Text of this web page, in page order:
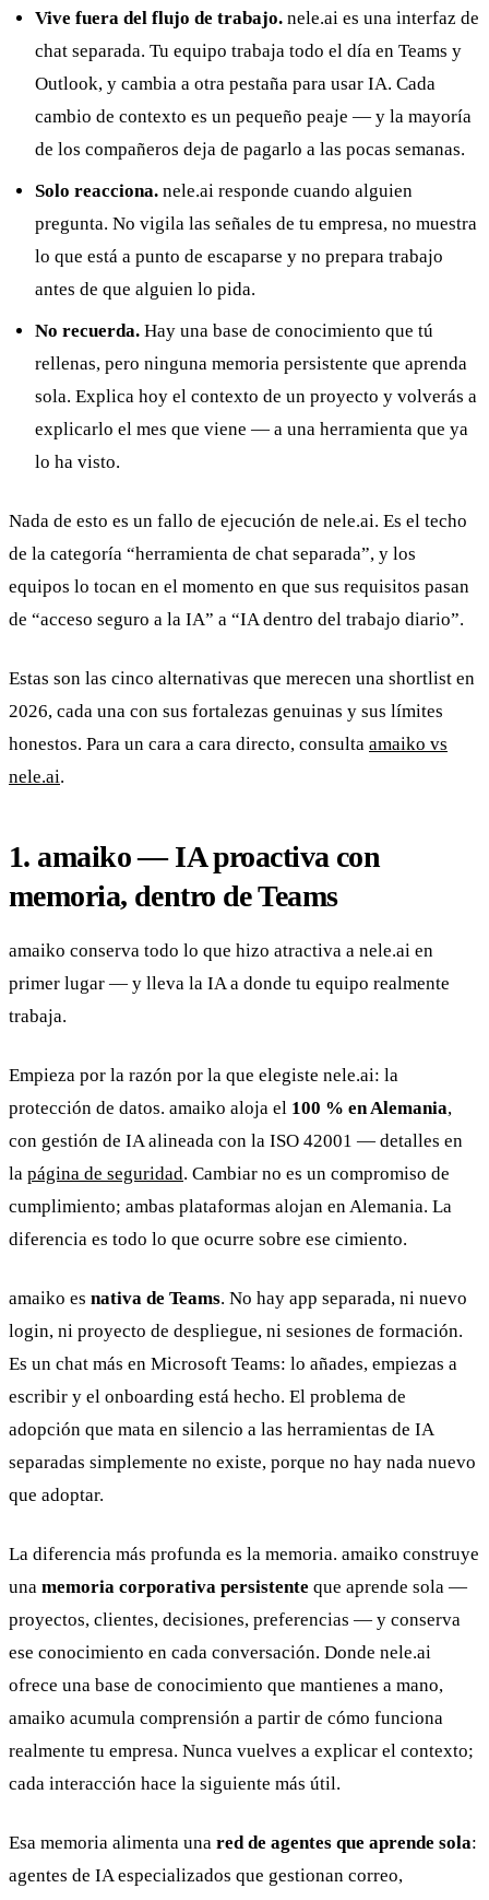
Vive fuera del flujo de trabajo. nele.ai es una interfaz de
chat separada. Tu equipo trabaja todo el día en Teams y
Outlook, y cambia a otra pestaña para usar IA. Cada
cambio de contexto es un pequeño peaje — y la mayoría
de los compañeros deja de pagarlo a las pocas semanas.
Solo reacciona. nele.ai responde cuando alguien
pregunta. No vigila las señales de tu empresa, no muestra
lo que está a punto de escaparse y no prepara trabajo
antes de que alguien lo pida.
No recuerda. Hay una base de conocimiento que tú
rellenas, pero ninguna memoria persistente que aprenda
sola. Explica hoy el contexto de un proyecto y volverás a
explicarlo el mes que viene — a una herramienta que ya
lo ha visto.
Nada de esto es un fallo de ejecución de nele.ai. Es el techo
de la categoría “herramienta de chat separada”, y los
equipos lo tocan en el momento en que sus requisitos pasan
de “acceso seguro a la IA” a “IA dentro del trabajo diario”.
Estas son las cinco alternativas que merecen una shortlist en
2026, cada una con sus fortalezas genuinas y sus límites
honestos. Para un cara a cara directo, consulta amaiko vs
nele.ai.
1. amaiko — IA proactiva con
memoria, dentro de Teams
amaiko conserva todo lo que hizo atractiva a nele.ai en
primer lugar — y lleva la IA a donde tu equipo realmente
trabaja.
Empieza por la razón por la que elegiste nele.ai: la
protección de datos. amaiko aloja el 100 % en Alemania,
con gestión de IA alineada con la ISO 42001 — detalles en
la página de seguridad. Cambiar no es un compromiso de
cumplimiento; ambas plataformas alojan en Alemania. La
diferencia es todo lo que ocurre sobre ese cimiento.
amaiko es nativa de Teams. No hay app separada, ni nuevo
login, ni proyecto de despliegue, ni sesiones de formación.
Es un chat más en Microsoft Teams: lo añades, empiezas a
escribir y el onboarding está hecho. El problema de
adopción que mata en silencio a las herramientas de IA
separadas simplemente no existe, porque no hay nada nuevo
que adoptar.
La diferencia más profunda es la memoria. amaiko construye
una memoria corporativa persistente que aprende sola —
proyectos, clientes, decisiones, preferencias — y conserva
ese conocimiento en cada conversación. Donde nele.ai
ofrece una base de conocimiento que mantienes a mano,
amaiko acumula comprensión a partir de cómo funciona
realmente tu empresa. Nunca vuelves a explicar el contexto;
cada interacción hace la siguiente más útil.
Esa memoria alimenta una red de agentes que aprende sola:
agentes de IA especializados que gestionan correo,